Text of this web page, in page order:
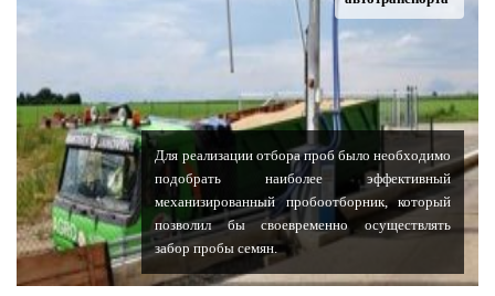
Для реализации отбора проб было необходимо
подобрать наиболее эффективный
механизированный пробоотборник, который
позволил бы своевременно осуществлять
забор пробы семян.